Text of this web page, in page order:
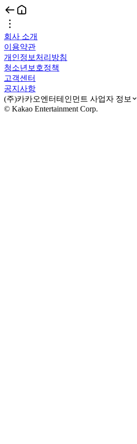
회사 소개
이용약관
개인정보처리방침
청소년보호정책
고객센터
공지사항
(주)카카오엔터테인먼트 사업자 정보
© Kakao Entertainment Corp.